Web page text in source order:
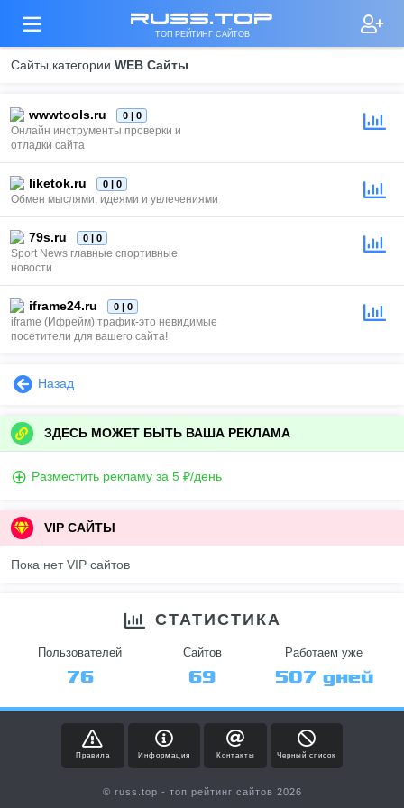
russ.top
ТОП РЕЙТИНГ САЙТОВ
Сайты категории WEB Сайты
wwwtools.ru 0 | 0
Онлайн инструменты проверки и
отладки сайта
liketok.ru 0 | 0
Обмен мыслями, идеями и увлечениями
79s.ru 0 | 0
Sport News главные спортивные
новости
iframe24.ru 0 | 0
iframe (Ифрейм) трафик-это невидимые
посетители для вашего сайта!
Назад
ЗДЕСЬ МОЖЕТ БЫТЬ ВАША РЕКЛАМА
Разместить рекламу за 5 ₽/день
VIP САЙТЫ
Пока нет VIP сайтов
СТАТИСТИКА
Пользователей
76
Сайтов
69
Работаем уже
507 дней
Правила Информация Контакты Черный список
© russ.top - топ рейтинг сайтов 2026